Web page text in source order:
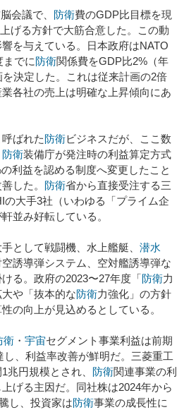
会議で、 防衛費のGDP比目標を現
げる方針で大筋合意した。この動
を与えている。日本政府はNATO
までに防衛関係費をGDP比2%（年
決定した。これは従来計画の2倍
業各社の売上は明確な上昇傾向にあ
ばれた防衛ビジネスだが、ここ数
防衛装備庁が発注時の利益算定方式
利益を認める制度へ変更したこと
した。 防衛省から直接受注する三
大手3社（いわゆる「プライム企
並み好転している。
として戦闘機、水上艦艇、 潜水
誘導弾システム、空対艦誘導弾な
る。政府の2023〜27年度「防衛力
大や「抜本的な防衛力強化」の方針
の向上が見込めるとしている。
衛 ・ 宇宙セグメント事業利益は前期
し、利益率改善が鮮明だ。三菱重工
兆円規模とされ、 防衛関連事業の利
げる主因だ。同社株は2024年から
し、投資家は防衛事業の成長性に